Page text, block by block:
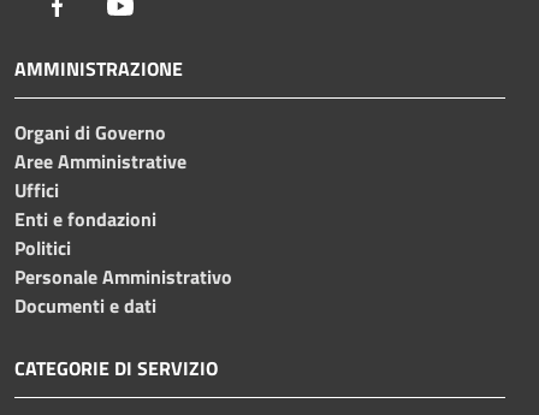
AMMINISTRAZIONE
Organi di Governo
Aree Amministrative
Uffici
Enti e fondazioni
Politici
Personale Amministrativo
Documenti e dati
CATEGORIE DI SERVIZIO